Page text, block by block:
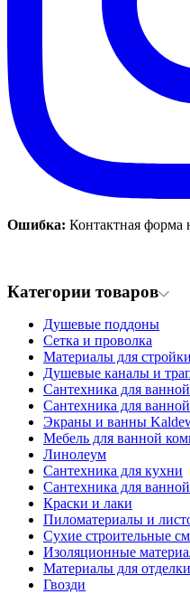
Ошибка: Контактная форма
Категории товаров
Душевые поддоны
Сетка и проволка
Материалы для стройки
Душевые каналы и
Сантехника для
Сантехника для
Экраны и ванны
Мебель для ванной
Линолеум
Сантехника для кухни
Сантехника для
Краски и лаки
Пиломатериалы и
Сухие строительные
Изоляционные
Материалы для отделки
Гвозди